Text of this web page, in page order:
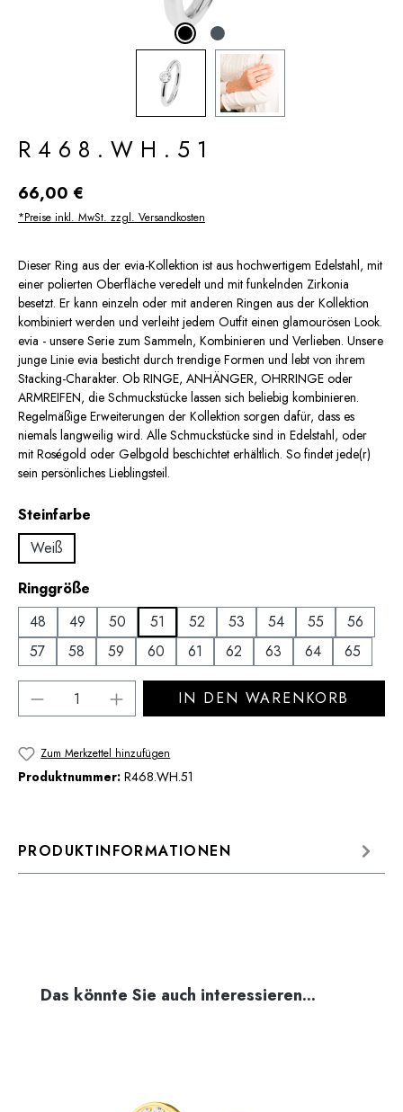
R468.WH.51
Regulärer Preis:
66,00 €
*Preise inkl. MwSt. zzgl. Versandkosten
Dieser Ring aus der evia-Kollektion ist aus hochwertigem Edelstahl, mit
einer polierten Oberfläche veredelt und mit funkelnden Zirkonia
besetzt. Er kann einzeln oder mit anderen Ringen aus der Kollektion
kombiniert werden und verleiht jedem Outfit einen glamourösen Look.
evia - unsere Serie zum Sammeln, Kombinieren und Verlieben. Unsere
junge Linie evia besticht durch trendige Formen und lebt von ihrem
Stacking-Charakter. Ob RINGE, ANHÄNGER, OHRRINGE oder
ARMREIFEN, die Schmuckstücke lassen sich beliebig kombinieren.
Regelmäßige Erweiterungen der Kollektion sorgen dafür, dass es
niemals langweilig wird. Alle Schmuckstücke sind in Edelstahl, oder
mit Roségold oder Gelbgold beschichtet erhältlich. So findet jede(r)
sein persönliches Lieblingsteil.
Steinfarbe
Weiß
Ringgröße
48
49 50 51 52 53 54 55
56
57
58 59 60 61 62 63 64 65
Produkt Anzahl: Gib den gewünschten
IN DEN WARENKORB
Zum Merkzettel hinzufügen
Produktnummer: R468.WH.51
PRODUKTINFORMATIONEN
Produktgalerie überspringen
Das könnte Sie auch interessieren...